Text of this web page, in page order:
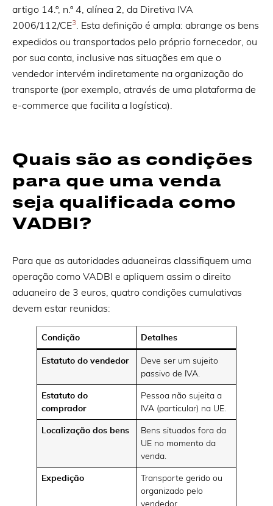
artigo 14.º, n.º 4, alínea 2, da Diretiva IVA
2006/112/CE3
. Esta definição é ampla: abrange os bens
expedidos ou transportados pelo próprio fornecedor, ou
por sua conta, inclusive nas situações em que o
vendedor intervém indiretamente na organização do
transporte (por exemplo, através de uma plataforma de
e-commerce que facilita a logística).
Quais são as condições
para que uma venda
seja qualificada como
VADBI?
Para que as autoridades aduaneiras classifiquem uma
operação como VADBI e apliquem assim o direito
aduaneiro de 3 euros, quatro condições cumulativas
devem estar reunidas:
Condição Detalhes
Estatuto do vendedor
Deve ser um sujeito
passivo de IVA.
Estatuto do
comprador
Pessoa não sujeita a
IVA (particular) na UE.
Localização dos bens
Bens situados fora da
UE no momento da
venda.
Expedição
Transporte gerido ou
organizado pelo
vendedor.